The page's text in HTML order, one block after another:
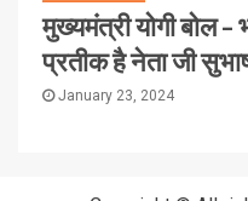
मुख्यमंत्री योगी बोल
प्रतीक है नेता जी
January 23, 2024